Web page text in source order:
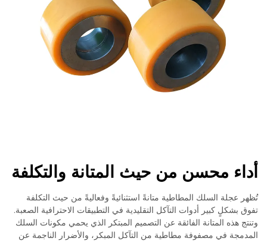
أداء محسن من حيث المتانة والتكلفة
تُظهر عجلة السلك المطاطية متانةً استثنائيةً وفعاليةً من حيث التكلفة
تفوق بشكلٍ كبير أدوات التآكل التقليدية في التطبيقات الاحترافية الصعبة.
وتنتج هذه المتانة الفائقة عن التصميم المبتكر الذي يحمي مكونات السلك
المدمجة في مصفوفة مطاطية من التآكل المبكر، والأضرار الناجمة عن